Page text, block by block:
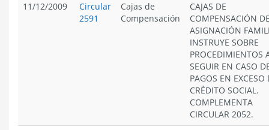
11/12/2009
Circular
2591
Cajas de
Compensación
CAJAS DE
COMPENSACIÓN
ASIGNACIÓN
INSTRUYE SOBRE
PROCEDIMIENTOS
SEGUIR EN CASO
PAGOS EN EXCESO
CRÉDITO SOCIAL.
COMPLEMENTA
CIRCULAR 2052.